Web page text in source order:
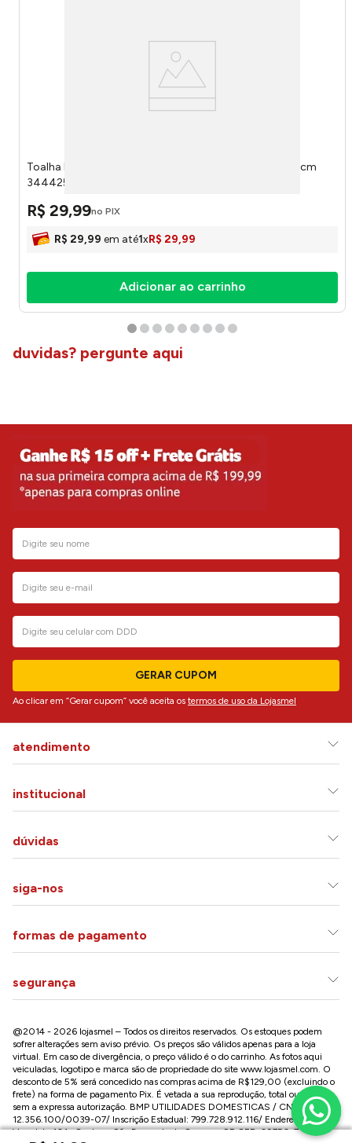
Toalha Rosto Yuna 80209/30 Platina E Branco 48x80cm
3444253 - Karsten
R$ 29,99no PIX
R$ 29,99 em até1xR$ 29,99
Adicionar ao carrinho
duvidas? pergunte aqui
GERAR CUPOM
Ao clicar em “Gerar cupom” você aceita os termos de uso da Lojasmel
atendimento
institucional
dúvidas
siga-nos
formas de pagamento
segurança
@2014 - 2026 lojasmel – Todos os direitos reservados. Os estoques podem
sofrer alterações sem aviso prévio. Os preços são válidos apenas para a loja
virtual. Em caso de divergência, o preço válido é o do carrinho. As fotos aqui
veiculadas, logotipo e marca são de propriedade do site www.lojasmel.com. O
desconto de 5% será concedido nas compras acima de R$129,00 (excluindo o
frete) na forma de pagamento Pix. É vetada a sua reprodução, total ou parcial,
sem a expressa autorização. BMP UTILIDADES DOMESTICAS / CNPJ:
12.356.100/0039-07/ Inscrição Estadual: 799.728.912.116/ Endereço: R José
Versolato,101 , Centro – São Bernardo do Campo - SP CEP: 09750-730